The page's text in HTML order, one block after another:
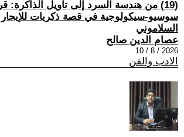
(19) من هندسة السرد إلى تأويل الذاكرة:
سوسيو-سيكولوجية في قصة ذكريات
السلاموني
عصام الدين صالح
2026 / 8 / 10
الادب والفن